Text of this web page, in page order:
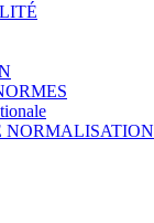
NORMALISATION